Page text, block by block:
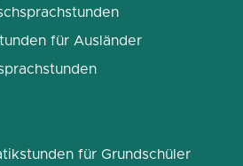
für Ausländer
für Grundschüler